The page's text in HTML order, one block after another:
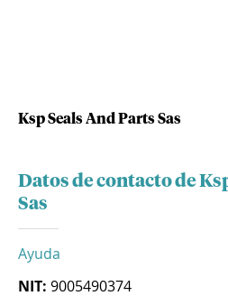
Ksp Seals And Parts Sas
Datos de contacto de
Sas
Ayuda
NIT: 9005490374